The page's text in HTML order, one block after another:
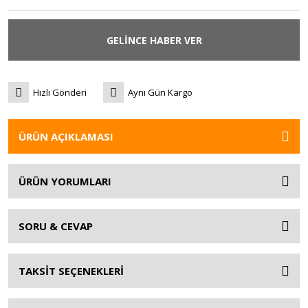
GELİNCE HABER VER
Hızlı Gönderi Aynı Gün Kargo
ÜRÜN AÇIKLAMASI
ÜRÜN YORUMLARI
SORU & CEVAP
TAKSİT SEÇENEKLERİ